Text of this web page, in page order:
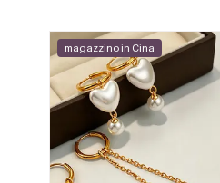
magazzino in Cina